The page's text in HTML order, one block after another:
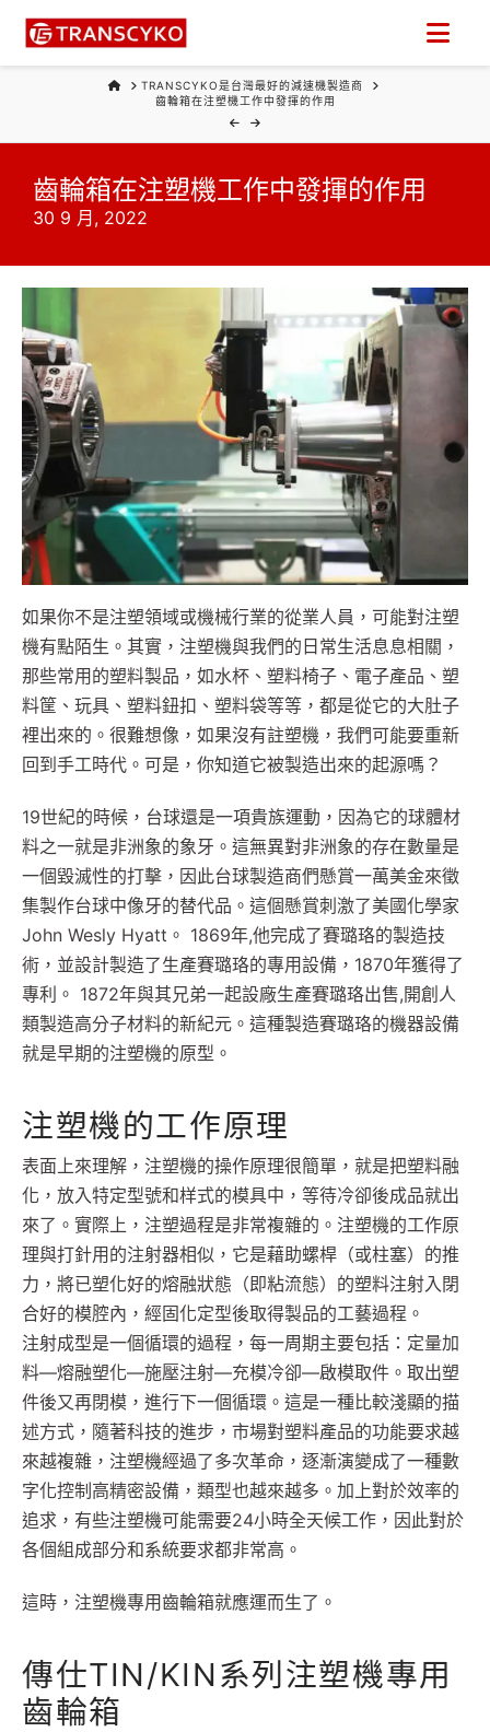
HOMETRANSCYKO是台灣最好的減速機製造商
齒輪箱在注塑機工作中發揮的作用
齒輪箱在注塑機工作中發揮的作用
30 9 月, 2022
如果你不是注塑領域或機械行業的從業人員，可能對注塑
機有點陌生。其實，注塑機與我們的日常生活息息相關，
那些常用的塑料製品，如水杯、塑料椅子、電子產品、塑
料筐、玩具、塑料鈕扣、塑料袋等等，都是從它的大肚子
裡出來的。很難想像，如果沒有註塑機，我們可能要重新
回到手工時代。可是，你知道它被製造出來的起源嗎？
19世紀的時候，台球還是一項貴族運動，因為它的球體材
料之一就是非洲象的象牙。這無異對非洲象的存在數量是
一個毀滅性的打擊，因此台球製造商們懸賞一萬美金來徵
集製作台球中像牙的替代品。這個懸賞刺激了美國化學家
John Wesly Hyatt。 1869年,他完成了賽璐珞的製造技
術，並設計製造了生產賽璐珞的專用設備，1870年獲得了
專利。 1872年與其兄弟一起設廠生產賽璐珞出售,開創人
類製造高分子材料的新紀元。這種製造賽璐珞的機器設備
就是早期的注塑機的原型。
注塑機的工作原理
表面上來理解，注塑機的操作原理很簡單，就是把塑料融
化，放入特定型號和样式的模具中，等待冷卻後成品就出
來了。實際上，注塑過程是非常複雜的。注塑機的工作原
理與打針用的注射器相似，它是藉助螺桿（或柱塞）的推
力，將已塑化好的熔融狀態（即粘流態）的塑料注射入閉
合好的模腔內，經固化定型後取得製品的工藝過程。
注射成型是一個循環的過程，每一周期主要包括：定量加
料—熔融塑化—施壓注射—充模冷卻—啟模取件。取出塑
件後又再閉模，進行下一個循環。這是一種比較淺顯的描
述方式，隨著科技的進步，市場對塑料產品的功能要求越
來越複雜，注塑機經過了多次革命，逐漸演變成了一種數
字化控制高精密設備，類型也越來越多。加上對於效率的
追求，有些注塑機可能需要24小時全天候工作，因此對於
各個組成部分和系統要求都非常高。
這時，注塑機專用齒輪箱就應運而生了。
傳仕TIN/KIN系列注塑機專用
齒輪箱